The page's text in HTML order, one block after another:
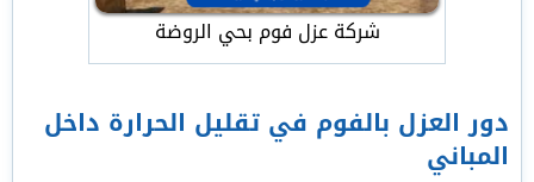
شركة عزل فوم بحي الروضة
دور العزل بالفوم في تقليل الحرارة داخل
المباني